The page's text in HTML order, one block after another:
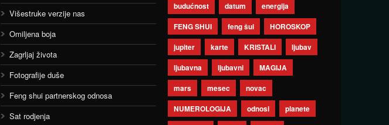
Višestruke verzije nas
Omiljena boja
Zagrljaj života
Fotografije duše
Feng shui partnerskog odnosa
Sat rodjenja
budućnost
datum
energija
FENG SHUI
feng šui
HOROSKOP
jupiter
karte KRISTALI
ljubav
ljubavna
ljubavni
MAGIJA
mars
mesec
novac
NUMEROLOGIJA
odnosi
planete